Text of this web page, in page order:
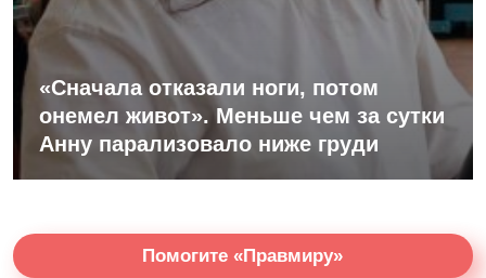
«Сначала отказали ноги, потом
онемел живот». Меньше чем за сутки
Анну парализовало ниже груди
Помогите «Правмиру»